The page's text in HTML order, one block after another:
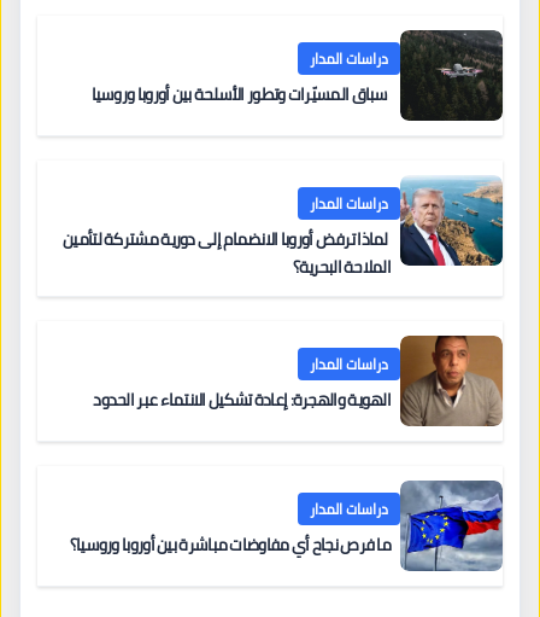
دراسات المدار
سباق المسيّرات وتطور الأسلحة بين أوروبا وروسيا
دراسات المدار
لماذا ترفض أوروبا الانضمام إلى دورية مشتركة لتأمين
الملاحة البحرية؟
دراسات المدار
الهوية والهجرة: إعادة تشكيل الانتماء عبر الحدود
دراسات المدار
ما فرص نجاح أي مفاوضات مباشرة بين أوروبا وروسيا؟